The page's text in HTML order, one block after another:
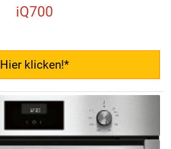
iQ700
Hier klicken!*